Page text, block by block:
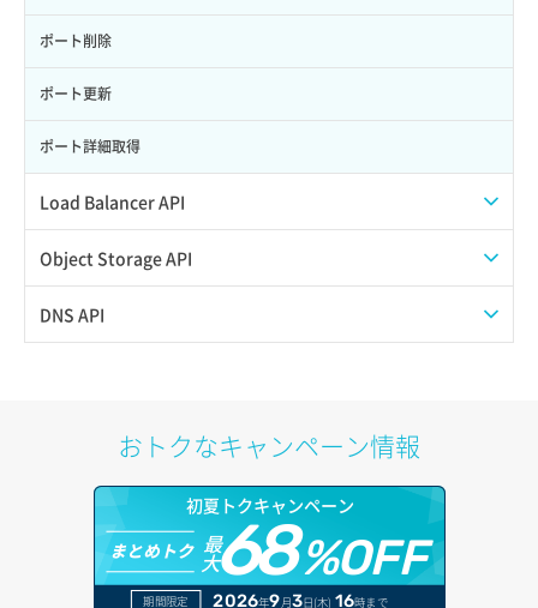
サーバー利用状況グラフ（ディスクIO）
サーバー利用状況グラフ（トラフィック）
サーバー削除
サーバー操作（起動/停止/再起動/強制停止）
サーバー設定切替
ポートデタッチ
ボリュームアタッチ
ボリュームデタッチ
ポート削除
ポート更新
ポート詳細取得
Load Balancer API
プール一覧取得
プール作成
ヘルスモニタ一覧取得
ヘルスモニタ作成
Object Storage API
Web公開
オブジェクトダウンロード
オブジェクトバージョン管理
DNS API
ドメイン情報登録
ドメイン詳細取得
おトクなキャンペーン情報
初夏トクキャンペーン
まとめトク 最
大68%OFF
期間限定 2026年9月3日(木) 16時まで